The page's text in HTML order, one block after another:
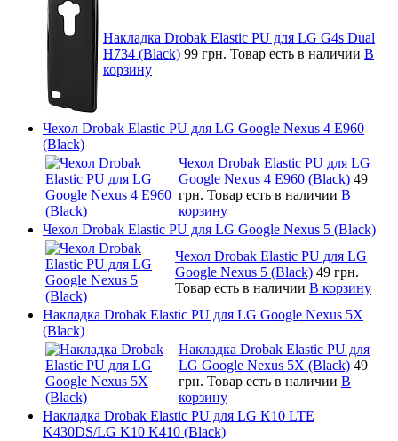
Накладка Drobak Elastic PU для LG G4s Dual
H734 (Black) 99 грн. Товар есть в наличии В
корзину
Чехол Drobak Elastic PU для LG Google Nexus 4 E960
(Black)
Чехол Drobak Elastic PU для LG
Google Nexus 4 E960 (Black) 49
грн. Товар есть в наличии В
корзину
Чехол Drobak Elastic PU для LG Google Nexus 5 (Black)
Чехол Drobak Elastic PU для LG
Google Nexus 5 (Black) 49 грн.
Товар есть в наличии В корзину
Накладка Drobak Elastic PU для LG Google Nexus 5X
(Black)
Накладка Drobak Elastic PU для
LG Google Nexus 5X (Black) 49
грн. Товар есть в наличии В
корзину
Накладка Drobak Elastic PU для LG K10 LTE
K430DS/LG K10 K410 (Black)